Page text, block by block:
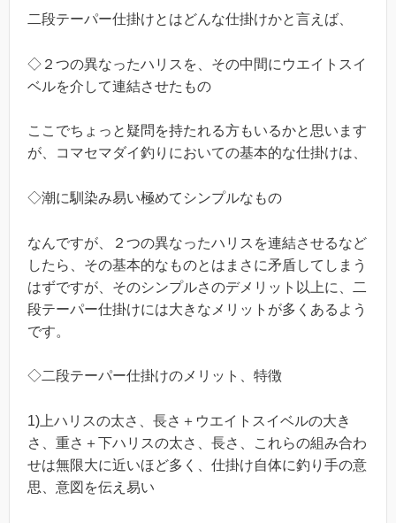
二段テーパー仕掛けとはどんな仕掛けかと言えば、
◇２つの異なったハリスを、その中間にウエイトスイ
ベルを介して連結させたもの
ここでちょっと疑問を持たれる方もいるかと思います
が、コマセマダイ釣りにおいての基本的な仕掛けは、
◇潮に馴染み易い極めてシンプルなもの
なんですが、２つの異なったハリスを連結させるなど
したら、その基本的なものとはまさに矛盾してしまう
はずですが、そのシンプルさのデメリット以上に、二
段テーパー仕掛けには大きなメリットが多くあるよう
です。
◇二段テーパー仕掛けのメリット、特徴
1)上ハリスの太さ、長さ＋ウエイトスイベルの大き
さ、重さ＋下ハリスの太さ、長さ、これらの組み合わ
せは無限大に近いほど多く、仕掛け自体に釣り手の意
思、意図を伝え易い